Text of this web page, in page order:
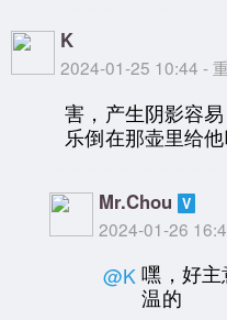
K
2024-01-25 10:44 -
害，产生阴影容
乐倒在那壶里给
Mr.Chou
2024-01-26
@K 嘿，好
温的